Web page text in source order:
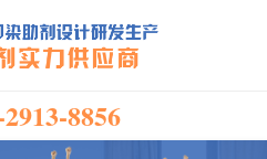
8856